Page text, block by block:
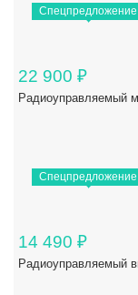
Спецпредложение
22 900 ₽
Радиоуправляемый
Спецпредложение
14 490 ₽
Радиоуправляемый